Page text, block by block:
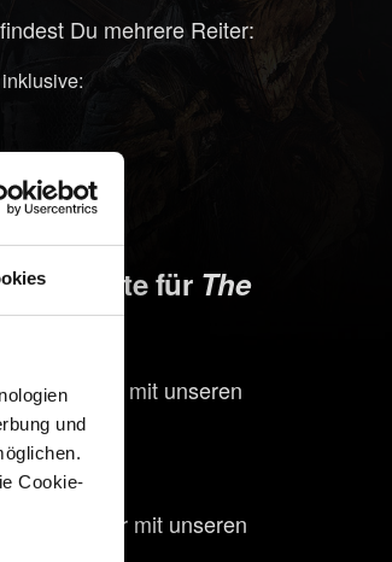
und
Cookie-
Du mehrere Reiter:
.
für The
Grafikkarte mit unseren
7870
Prozessor mit unseren